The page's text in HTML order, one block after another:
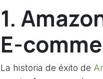
1.
E-
La historia de éxito de